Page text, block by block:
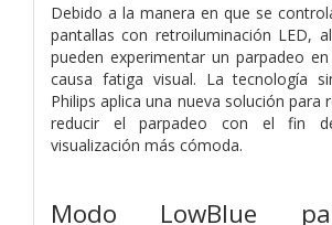
Debido a la manera en que se
pantallas con retroiluminación LED,
pueden experimentar un parpadeo
causa fatiga visual. La tecnología
Philips aplica una nueva solución para
reducir el parpadeo con el fin
visualización más cómoda.
Modo LowBlue